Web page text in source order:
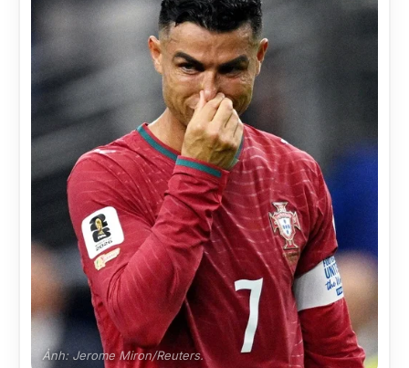
Ảnh: Jerome Miron/Reuters.